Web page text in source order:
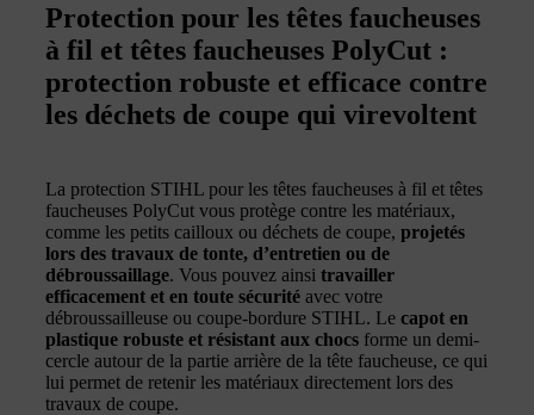
Protection pour les têtes faucheuses
à fil et têtes faucheuses PolyCut :
protection robuste et efficace contre
les déchets de coupe qui virevoltent
La protection STIHL pour les têtes faucheuses à fil et têtes
faucheuses PolyCut vous protège contre les matériaux,
comme les petits cailloux ou déchets de coupe, projetés
lors des travaux de tonte, d’entretien ou de
débroussaillage. Vous pouvez ainsi travailler
efficacement et en toute sécurité avec votre
débroussailleuse ou coupe-bordure STIHL. Le capot en
plastique robuste et résistant aux chocs forme un demi-
cercle autour de la partie arrière de la tête faucheuse, ce qui
lui permet de retenir les matériaux directement lors des
travaux de coupe.